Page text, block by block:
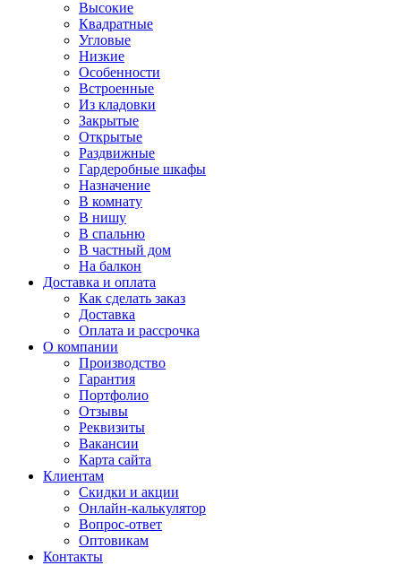
Высокие
Квадратные
Угловые
Низкие
Особенности
Встроенные
Из кладовки
Закрытые
Открытые
Раздвижные
Гардеробные шкафы
Назначение
В комнату
В нишу
В спальню
В частный дом
На балкон
Доставка и оплата
Как сделать заказ
Доставка
Оплата и рассрочка
О компании
Производство
Гарантия
Портфолио
Отзывы
Реквизиты
Вакансии
Карта сайта
Клиентам
Скидки и акции
Онлайн-калькулятор
Вопрос-ответ
Оптовикам
Контакты